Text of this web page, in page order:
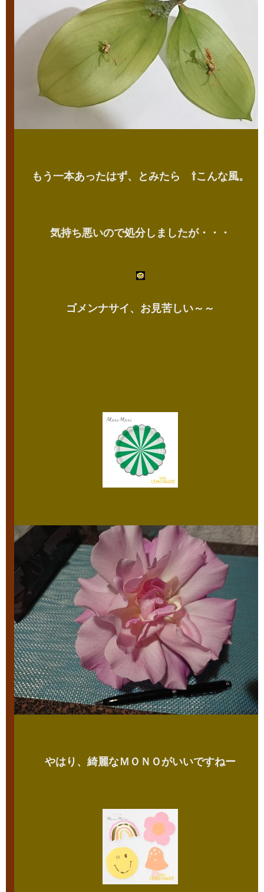
もう一本あったはず、とみたら ⇧こんな風。
気持ち悪いので処分しましたが・・・
ゴメンナサイ、お見苦しい～～
やはり、綺麗なＭＯＮＯがいいですねー